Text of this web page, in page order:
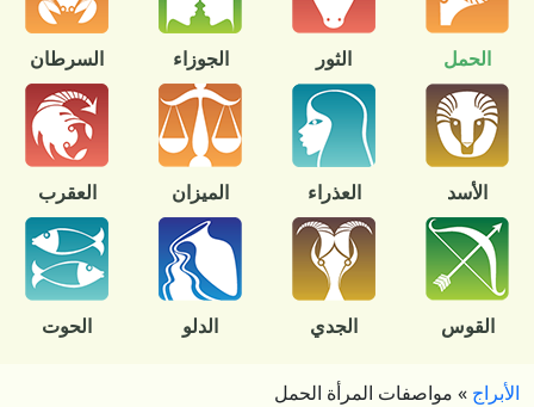
الحمل الثور الجوزاء السرطان
الأسد العذراء الميزان العقرب
القوس الجدي الدلو الحوت
الأبراج » مواصفات المرأة الحمل